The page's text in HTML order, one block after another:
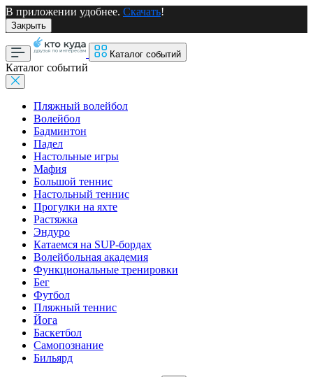
В приложении удобнее. Скачать!
Закрыть
Каталог событий
Каталог событий
Пляжный волейбол
Волейбол
Бадминтон
Падел
Настольные игры
Мафия
Большой теннис
Настольный теннис
Прогулки на яхте
Растяжка
Эндуро
Катаемся на SUP-бордах
Волейбольная академия
Функциональные тренировки
Бег
Футбол
Пляжный теннис
Йога
Баскетбол
Самопознание
Бильярд